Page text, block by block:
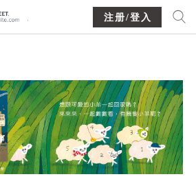
注册/登入